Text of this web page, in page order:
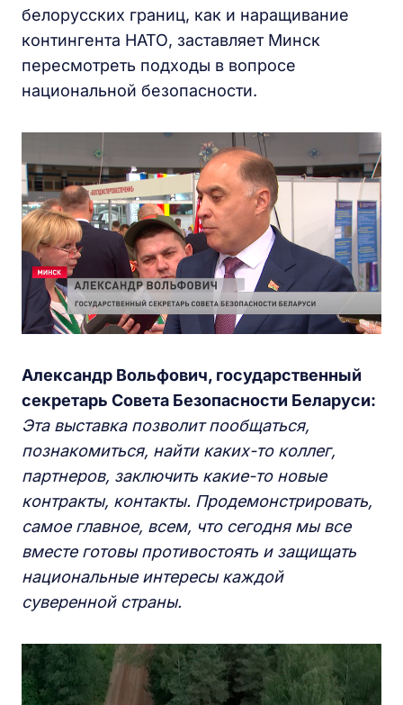
белорусских границ, как и наращивание
контингента НАТО, заставляет Минск
пересмотреть подходы в вопросе
национальной безопасности.
Александр Вольфович, государственный
секретарь Совета Безопасности Беларуси:
Эта выставка позволит пообщаться,
познакомиться, найти каких-то коллег,
партнеров, заключить какие-то новые
контракты, контакты. Продемонстрировать,
самое главное, всем, что сегодня мы все
вместе готовы противостоять и защищать
национальные интересы каждой
суверенной страны.